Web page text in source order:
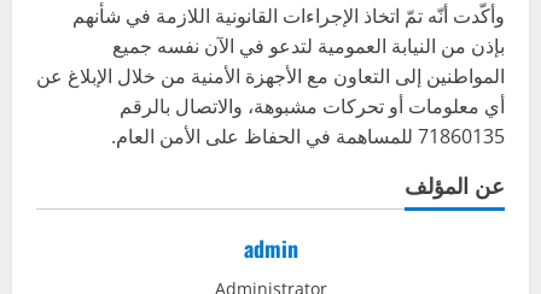
وأكّدت أنّه تمّ اتخاذ الإجراءات القانونية اللازمة في شأنهم
بإذن من النيابة العمومية لتدعو في الآن نفسه جميع
المواطنين إلى التعاون مع الأجهزة الأمنية من خلال الإبلاغ عن
أي معلومات أو تحركات مشبوهة، والاتصال بالرقم
71860135 للمساهمة في الحفاظ على الأمن العام.
عن المؤلف
admin
Administrator